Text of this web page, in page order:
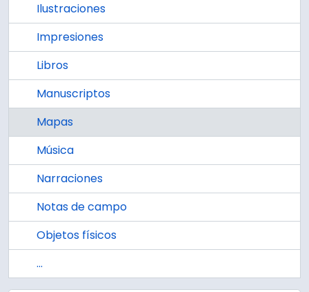
Ilustraciones
Impresiones
Libros
Manuscriptos
Mapas
Música
Narraciones
Notas de campo
Objetos físicos
...